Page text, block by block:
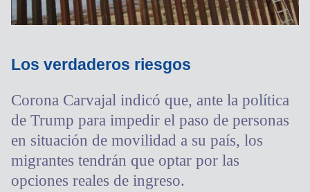
Los verdaderos riesgos
Corona Carvajal indicó que, ante la política
de Trump para impedir el paso de personas
en situación de movilidad a su país, los
migrantes tendrán que optar por las
opciones reales de ingreso.